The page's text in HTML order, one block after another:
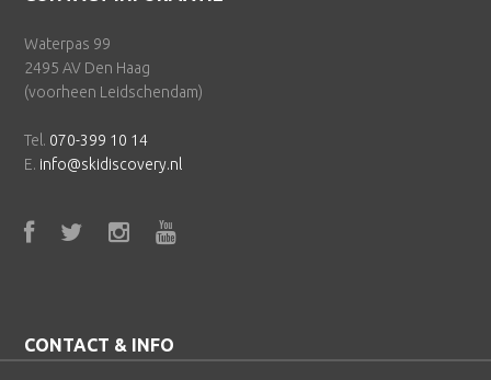
Waterpas 99
2495 AV Den Haag
(voorheen Leidschendam)
Tel. 070-399 10 14
E. info@skidiscovery.nl
CONTACT & INFO